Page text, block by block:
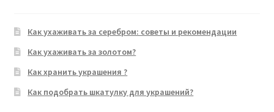
Как ухаживать за серебром: советы и рекомендации
Как ухаживать за золотом?
Как хранить украшения ?
Как подобрать шкатулку для украшений?